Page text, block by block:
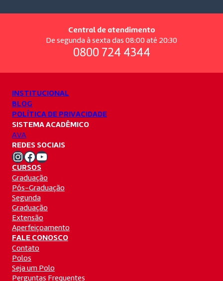
Central de atendimento
De segunda à sexta das 08:00 até 20:30
0800 724 4344
INSTITUCIONAL
BLOG
POLÍTICA DE PRIVACIDADE
SISTEMA ACADÊMICO
AVA
REDES SOCIAIS
Instagram Unifacvest Facebook Unifacvest Youtube Unifacvest
CURSOS
Graduação
Pós-Graduação
Segunda
Graduação
Extensão
Aperfeiçoamento
FALE CONOSCO
Contato
Polos
Seja um Polo
Perguntas Frequentes